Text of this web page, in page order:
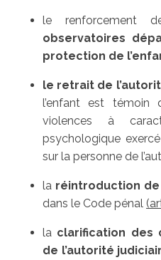
le renforcement
observatoires
protection de
le retrait de
l’enfant est témoin
violences à
psychologique
sur la personne de
la réintroduction de
dans le Code pénal
la clarification des
de l’autorité